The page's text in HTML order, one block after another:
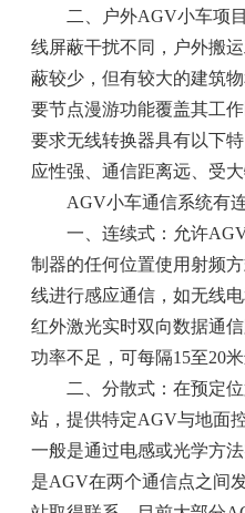
二、户外AGV小车项
线屏蔽干扰不同，户外搬
蔽较少，但有较大的建筑
要节点漫游功能覆盖其工
要求无线转换器具有以下
应性强、通信距离远、受
AGV小车通信系统有
一、连续式：允许
制器的任何位置使用射频
线进行感应通信，如无线
红外激光实时双向数据通
功率不足，可每隔15至20
二、分散式：在预定
站，提供特定AGV与地面
一般是通过电感或光学方
是AGV在两个通信点之间